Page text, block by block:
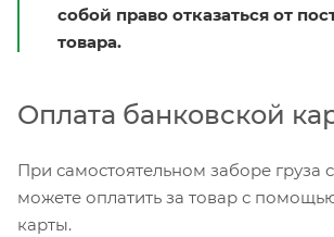
собой право отказаться от
товара.
Оплата банковской
При самостоятельном заборе груза
можете оплатить за товар с
карты.